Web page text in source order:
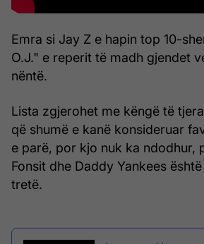
Emra si Jay Z e hapin top 10-
O.J." e reperit të madh gjendet
nëntë.
Lista zgjerohet me këngë të
që shumë e kanë konsideruar
e parë, por kjo nuk ka ndodhur,
Fonsit dhe Daddy Yankees
tretë.